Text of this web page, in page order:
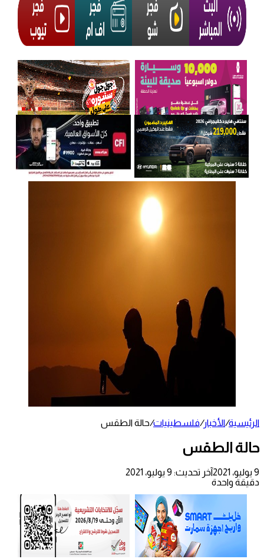
الرئيسية/الأخبار/فلسطينيات/حالة الطقس
حالة الطقس
9 يوليو، 2021
آخر تحديث: 9 يوليو، 2021
دقيقة واحدة